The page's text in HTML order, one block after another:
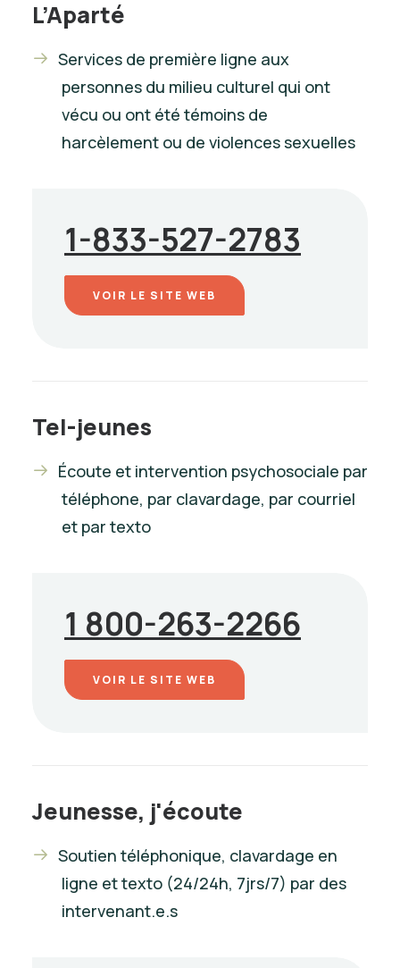
L’Aparté
Services de première ligne aux
personnes du milieu culturel qui ont
vécu ou ont été témoins de
harcèlement ou de violences sexuelles
1-833-527-2783
VOIR LE SITE WEB
Tel-jeunes
Écoute et intervention psychosociale par
téléphone, par clavardage, par courriel
et par texto
1 800-263-2266
VOIR LE SITE WEB
Jeunesse, j'écoute
Soutien téléphonique, clavardage en
ligne et texto (24/24h, 7jrs/7) par des
intervenant.e.s